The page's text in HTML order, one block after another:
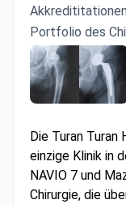
Portfolio des
Die Turan
einzige Klinik in
NAVIO 7 und
Chirurgie, die